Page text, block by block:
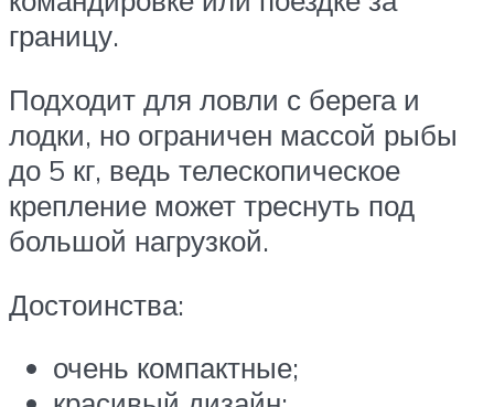
границу.
Подходит для ловли с берега и
лодки, но ограничен массой рыбы
до 5 кг, ведь телескопическое
крепление может треснуть под
большой нагрузкой.
Достоинства:
очень компактные;